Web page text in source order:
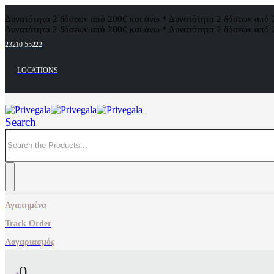
Δυνατότητα 2 δόσεων από 200€ και άνω * Δυνατότητα 2 δόσεων
Δυνατότητα 2 δόσεων από 200€ και άνω * Δυνατότητα 2 δόσεων
23210 55222
LOCATIONS
Search
Αγαπημένα
Track Order
Λογαριασμός